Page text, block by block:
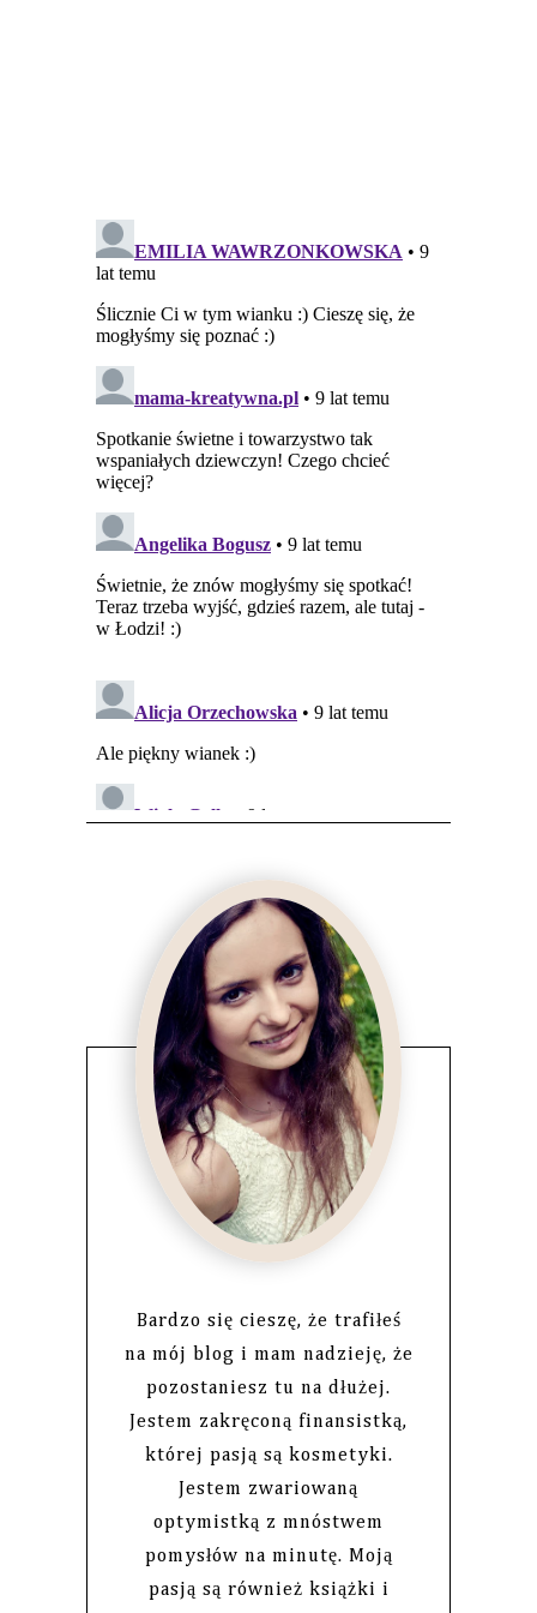
Bardzo się cieszę, że trafiłeś
na mój blog i mam nadzieję, że
pozostaniesz tu na dłużej.
Jestem zakręconą finansistką,
której pasją są kosmetyki.
Jestem zwariowaną
optymistką z mnóstwem
pomysłów na minutę. Moją
pasją są również książki i